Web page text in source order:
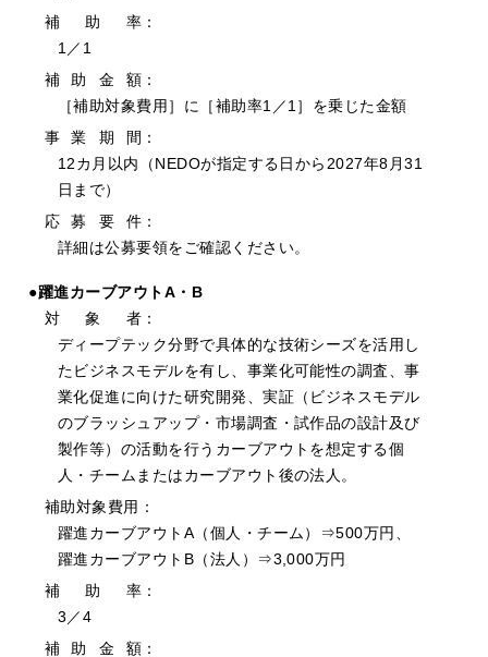
補
助
率：
1／1
補
助 金
額：
［補助対象費用］に［補助率1／1］を乗じた金額
事
業 期
間：
12カ月以内（NEDOが指定する日から2027年8月31
日まで）
応
募 要
件：
詳細は公募要領をご確認ください。
●躍進カーブアウトA・B
対
象
者：
ディープテック分野で具体的な技術シーズを活用し
たビジネスモデルを有し、事業化可能性の調査、事
業化促進に向けた研究開発、実証（ビジネスモデル
のブラッシュアップ・市場調査・試作品の設計及び
製作等）の活動を行うカーブアウトを想定する個
人・チームまたはカーブアウト後の法人。
補助対象費用：
躍進カーブアウトA（個人・チーム）⇒500万円、
躍進カーブアウトB（法人）⇒3,000万円
補
助
率：
3／4
補
助 金 額：